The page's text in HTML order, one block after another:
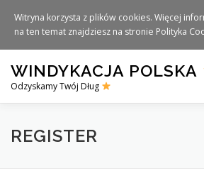
content
WINDYKACJA POLSKA
Odzyskamy Twój Dług
REGISTER
Witryna korzysta z plików cookies. Więcej
na ten temat znajdziesz na stronie Polityka